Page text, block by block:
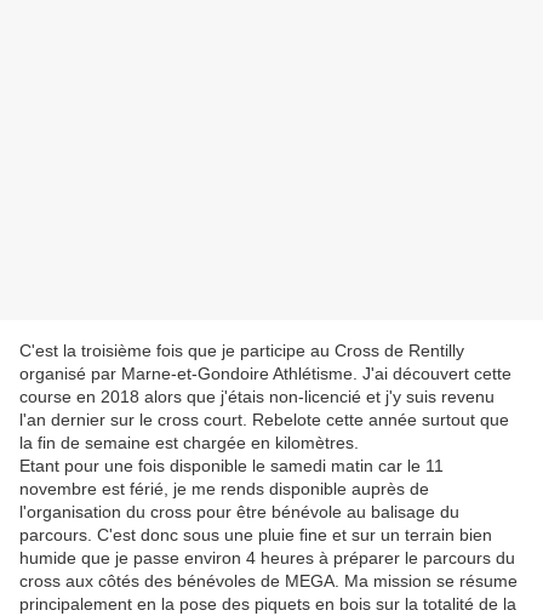
C'est la troisième fois que je participe au Cross de Rentilly
organisé par Marne-et-Gondoire Athlétisme. J'ai découvert cette
course en 2018 alors que j'étais non-licencié et j'y suis revenu
l'an dernier sur le cross court. Rebelote cette année surtout que
la fin de semaine est chargée en kilomètres.
Etant pour une fois disponible le samedi matin car le 11
novembre est férié, je me rends disponible auprès de
l'organisation du cross pour être bénévole au balisage du
parcours. C'est donc sous une pluie fine et sur un terrain bien
humide que je passe environ 4 heures à préparer le parcours du
cross aux côtés des bénévoles de MEGA. Ma mission se résume
principalement en la pose des piquets en bois sur la totalité de la